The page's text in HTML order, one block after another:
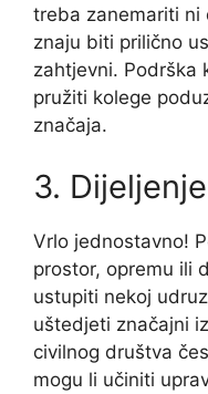
treba zanemariti ni
znaju biti prilično
zahtjevni. Podrška
pružiti kolege
značaja.
3.
Vrlo jednostavno!
prostor, opremu ili
ustupiti nekoj
uštedjeti značajni
civilnog društva
mogu li učiniti